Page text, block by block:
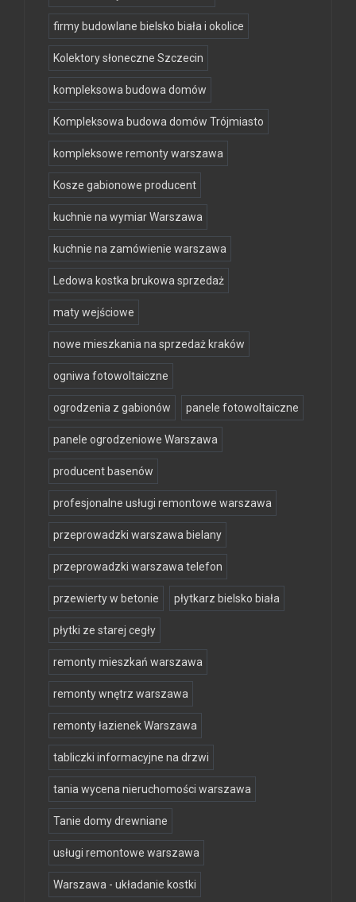
firmy budowlane bielsko biała i okolice
Kolektory słoneczne Szczecin
kompleksowa budowa domów
Kompleksowa budowa domów Trójmiasto
kompleksowe remonty warszawa
Kosze gabionowe producent
kuchnie na wymiar Warszawa
kuchnie na zamówienie warszawa
Ledowa kostka brukowa sprzedaż
maty wejściowe
nowe mieszkania na sprzedaż kraków
ogniwa fotowoltaiczne
ogrodzenia z gabionów panele fotowoltaiczne
panele ogrodzeniowe Warszawa
producent basenów
profesjonalne usługi remontowe warszawa
przeprowadzki warszawa bielany
przeprowadzki warszawa telefon
przewierty w betonie płytkarz bielsko biała
płytki ze starej cegły
remonty mieszkań warszawa
remonty wnętrz warszawa
remonty łazienek Warszawa
tabliczki informacyjne na drzwi
tania wycena nieruchomości warszawa
Tanie domy drewniane
usługi remontowe warszawa
Warszawa - układanie kostki